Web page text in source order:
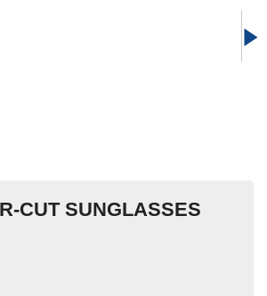
CUT SUNGLASSES